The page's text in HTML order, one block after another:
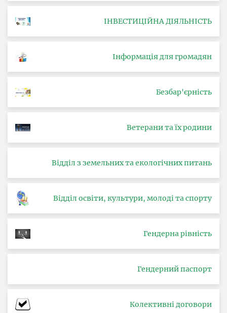
ІНВЕСТИЦІЙНА ДІЯЛЬНІСТЬ
Інформація для громадян
Безбар'єрність
Ветерани та їх родини
Відділ з земельних та екологічних питань
Відділ освіти, культури, молоді та спорту
Гендерна рівність
Гендерний паспорт
Колективні договори